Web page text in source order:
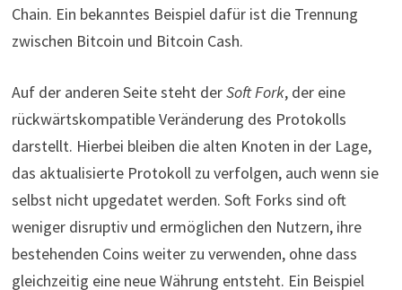
Chain. Ein bekanntes Beispiel dafür ist die Trennung
zwischen Bitcoin und Bitcoin Cash.
Auf der anderen Seite steht derSoft Fork, der eine
rückwärtskompatible Veränderung des Protokolls
darstellt. Hierbei bleiben die alten Knoten in der Lage,
das aktualisierte Protokoll zu verfolgen, auch wenn sie
selbst nicht upgedatet werden. Soft Forks sind oft
weniger disruptiv und ermöglichen den Nutzern, ihre
bestehenden Coins weiter zu verwenden, ohne dass
gleichzeitig eine neue Währung entsteht. Ein Beispiel